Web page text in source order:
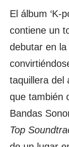
El álbum ‘K-
contiene un
debutar en la
taquillera del
que también
Bandas
Top